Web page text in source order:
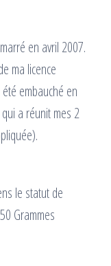
en avril 2007.
ma licence
embauché en
a réunit mes 2
le statut de
Grammes